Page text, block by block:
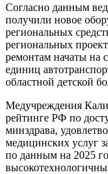
Согласно данным
получили новое
региональных
региональных
ремонтам начаты на
единиц
областной детской
Медучреждения
рейтинге РФ по
минздрава,
медицинских услуг
по данным на 2025